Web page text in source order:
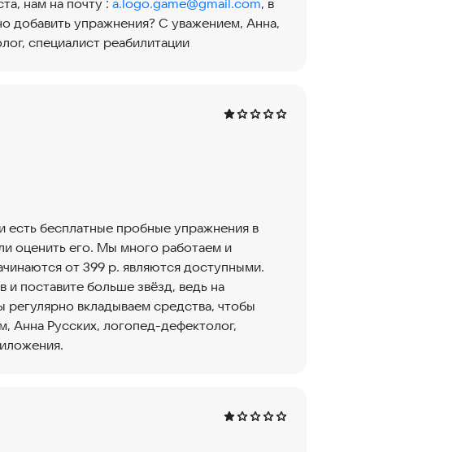
нам на почту : a.logo.game@gmail.com, в
добавить упражнения? С уважением, Анна,
специалист реабилитации
есть бесплатные пробные упражнения в
оценить его. Мы много работаем и
от 399 р. являются доступными.
поставите больше звёзд, ведь на
вкладываем средства, чтобы
Анна Русских, логопед-дефектолог,